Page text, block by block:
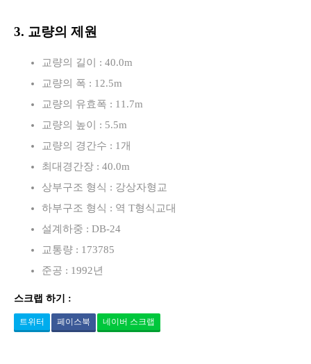
3. 교량의 제원
교량의 길이 : 40.0m
교량의 폭 : 12.5m
교량의 유효폭 : 11.7m
교량의 높이 : 5.5m
교량의 경간수 : 1개
최대경간장 : 40.0m
상부구조 형식 : 강상자형교
하부구조 형식 : 역 T형식교대
설계하중 : DB-24
교통량 : 173785
준공 : 1992년
스크랩 하기 :
트위터 페이스북 네이버 스크랩